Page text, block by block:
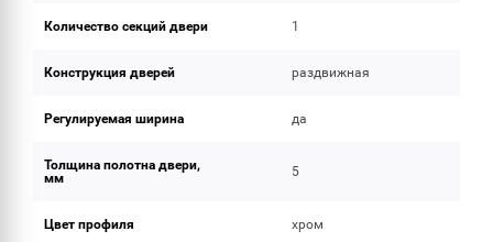
Количество секций двери 1
Конструкция дверей раздвижная
Регулируемая ширина да
Толщина полотна двери,
мм
5
Цвет профиля хром